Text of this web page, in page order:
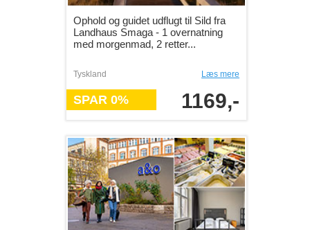
Ophold og guidet udflugt til Sild fra
Landhaus Smaga - 1 overnatning
med morgenmad, 2 retter...
Tyskland Læs mere
SPAR 0% 1169,-